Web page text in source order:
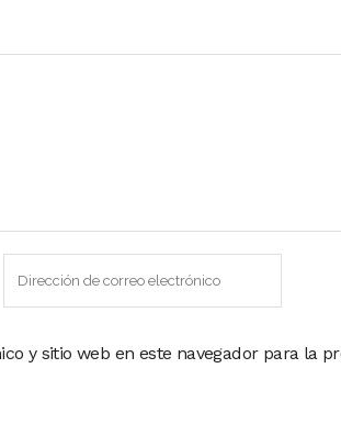
y sitio web en este navegador para la